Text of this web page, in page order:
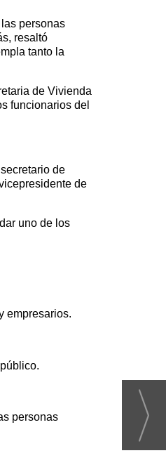
personas
resaltó
tanto la
de Vivienda
funcionarios del
secretario de
de
uno de los
empresarios.
personas